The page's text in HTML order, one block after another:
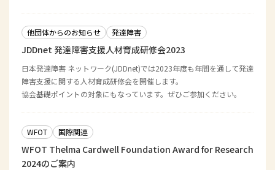
他団体からのお知らせ 発達障害
JDDnet 発達障害支援人材育成研修会2023
日本発達障害 ネットワーク(JDDnet)では2023年度も年間を通して発達
障害支援に関する人材育成研修会を開催します。
協会基礎ポイントの対象にもなっています。ぜひご参加ください。
WFOT 国際関連
WFOT Thelma Cardwell Foundation Award for Research
2024のご案内